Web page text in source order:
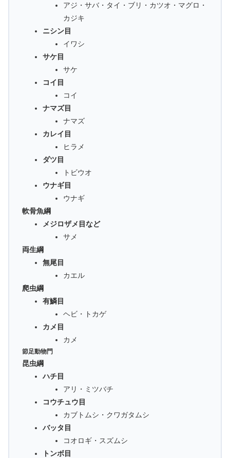
アジ・サバ・タイ・ブリ・カツオ・マグロ・
カジキ
ニシン目
イワシ
サケ目
サケ
コイ目
コイ
ナマズ目
ナマズ
カレイ目
ヒラメ
ダツ目
トビウオ
ウナギ目
ウナギ
軟骨魚綱
メジロザメ目など
サメ
両生綱
無尾目
カエル
爬虫綱
有鱗目
ヘビ・トカゲ
カメ目
カメ
節足動物門
昆虫綱
ハチ目
アリ・ミツバチ
コウチュウ目
カブトムシ・クワガタムシ
バッタ目
コオロギ・スズムシ
トンボ目